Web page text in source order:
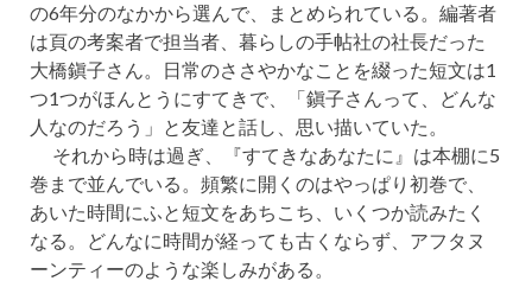
の6年分のなかから選んで、まとめられている。編著者
は頁の考案者で担当者、暮らしの手帖社の社長だった
大橋鎭子さん。日常のささやかなことを綴った短文は1
つ1つがほんとうにすてきで、「鎭子さんって、どんな
人なのだろう」と友達と話し、思い描いていた。
それから時は過ぎ、『すてきなあなたに』は本棚に5
巻まで並んでいる。頻繁に開くのはやっぱり初巻で、
あいた時間にふと短文をあちこち、いくつか読みたく
なる。どんなに時間が経っても古くならず、アフタヌ
ーンティーのような楽しみがある。